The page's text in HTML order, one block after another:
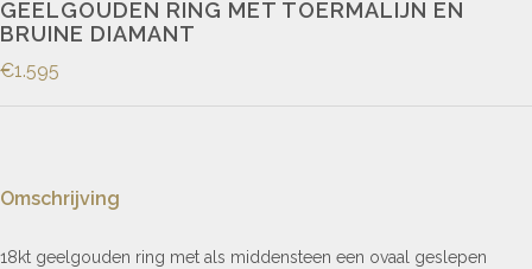
GEELGOUDEN RING MET TOERMALIJN EN
BRUINE DIAMANT
€1.595
Omschrijving
18kt geelgouden ring met als middensteen een ovaal geslepen